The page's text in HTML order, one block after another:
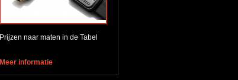
Prijzen naar maten in de Tabel
Meer informatie